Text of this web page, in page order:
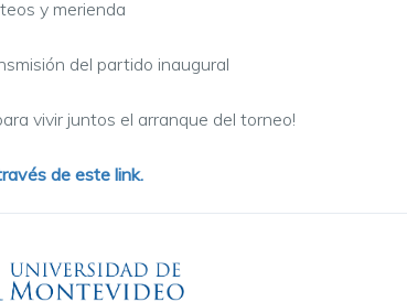
y merienda
del partido inaugural
vivir juntos el arranque del torneo!
de este link.